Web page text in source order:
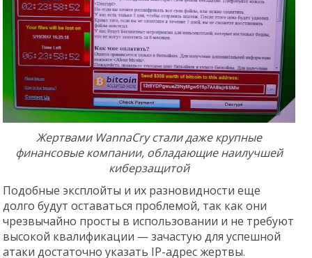
Жертвами WannaCry стали даже крупные
финансовые компании, обладающие наилучшей
киберзащитой
Подобные эксплойты и их разновидности еще
долго будут оставаться проблемой, так как они
чрезвычайно просты в использовании и не требуют
высокой квалификации — зачастую для успешной
атаки достаточно указать IP-адрес жертвы.